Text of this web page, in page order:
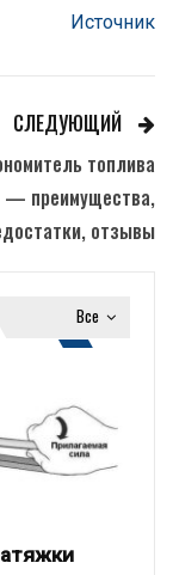
Источник
СЛЕДУЮЩИЙ
топлива
— преимущества,
отзывы
Все